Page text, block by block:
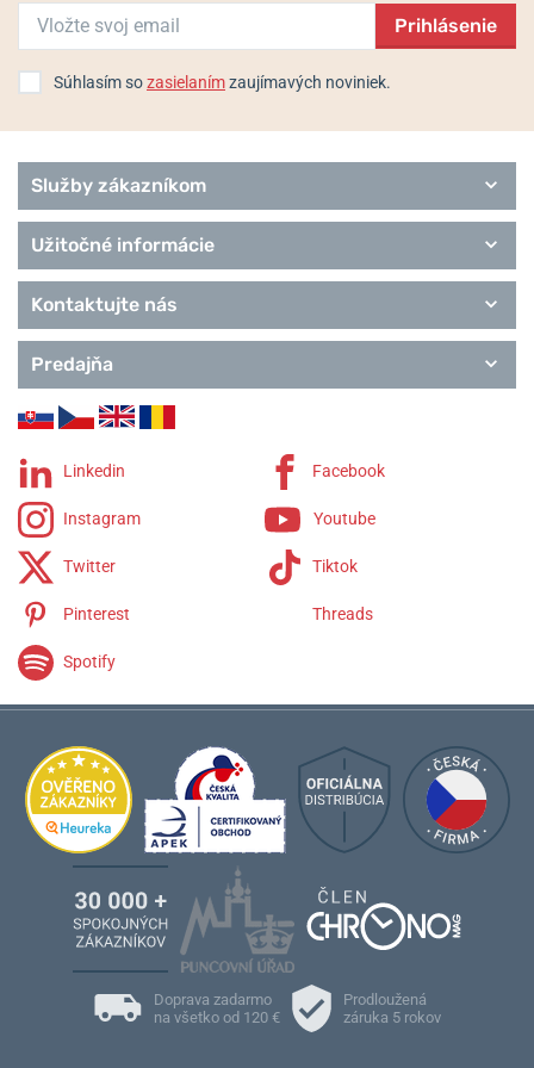
Flieger Pro
Pilot Original
Pilot Basic
Marine
Squad
Chronographs
Edition
Classics
Prihlásenie
Súhlasím sozasielanímzaujímavých noviniek.
Služby zákazníkom
Užitočné informácie
Kontaktujte nás
Predajňa
Linkedin Facebook
Instagram Youtube
Twitter Tiktok
Pinterest Threads
Spotify
Doprava zadarmo
na všetko od 120 €
Prodloužená
záruka 5 rokov